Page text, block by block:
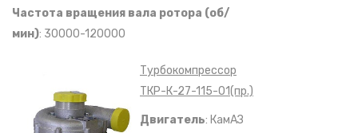
Частота вращения вала ротора (об/
мин): 30000-120000
Турбокомпрессор
ТКР-К-27-115-01(пр.)
Двигатель: КамАЗ